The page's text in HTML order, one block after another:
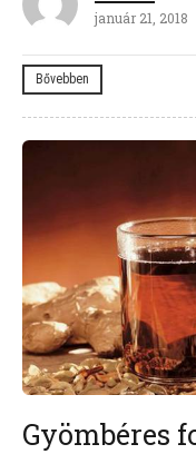
január 21, 2018
Bővebben
Gyömbéres